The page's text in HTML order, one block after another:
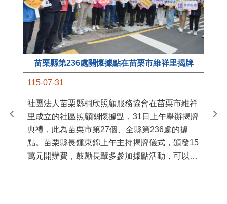
苗栗縣第236處關懷據點在苗栗市維祥里揭牌
115-07-31
社團法人苗栗縣桐欣照顧服務協會在苗栗市維祥
里成立的社區照顧關懷據點，31日上午舉辦揭牌
典禮，此為苗栗市第27個、全縣第236處的據
點。苗栗縣長鍾東錦上午主持揭牌儀式，頒發15
萬元開辦費，鼓勵長輩多參加據點活動，可以更
苗